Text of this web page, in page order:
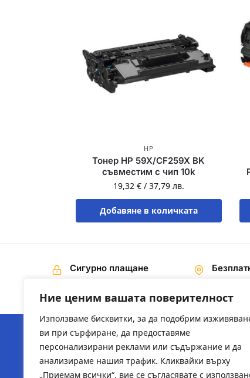
Ние ценим вашата поверителност
Използваме бисквитки, за да подобрим
ви при сърфиране, да предоставяме
персонализирани реклами или съдържание и да
анализираме нашия трафик. Кликвайки върху
„Приемам всички“, вие се съгласявате с
HP
Тонер HP 59X/CF259X BK
съвместим с чип 10k
19,32 € / 37,79 лв.
Добавяне в количката
Сигурно плащане
На
€ /